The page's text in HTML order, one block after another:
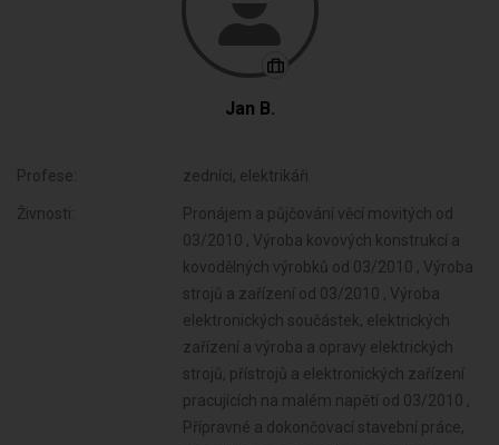
Jan B.
Profese: zedníci, elektrikáři
Živnosti:
Pronájem a půjčování věcí movitých od
03/2010 , Výroba kovových konstrukcí a
kovodělných výrobků od 03/2010 , Výroba
strojů a zařízení od 03/2010 , Výroba
elektronických součástek, elektrických
zařízení a výroba a opravy elektrických
strojů, přístrojů a elektronických zařízení
pracujících na malém napětí od 03/2010 ,
Přípravné a dokončovací stavební práce,